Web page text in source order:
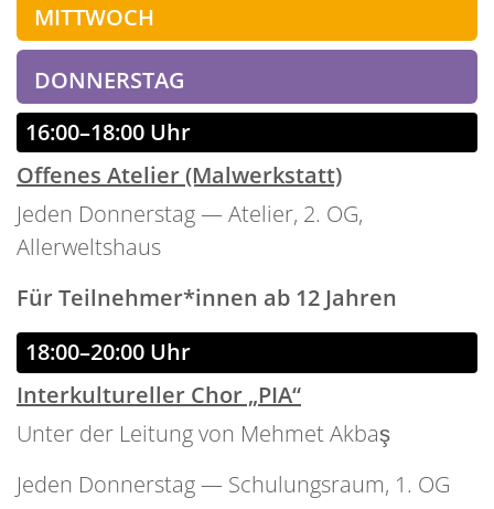
MITTWOCH
DONNERSTAG
16:00–18:00 Uhr
Offenes Atelier (Malwerkstatt)
Jeden Donnerstag — Atelier, 2. OG,
Allerweltshaus
Für Teilnehmer*innen ab 12 Jahren
18:00–20:00 Uhr
Interkultureller Chor „PIA“
Unter der Leitung von Mehmet Akbaş
Jeden Donnerstag — Schulungsraum, 1. OG